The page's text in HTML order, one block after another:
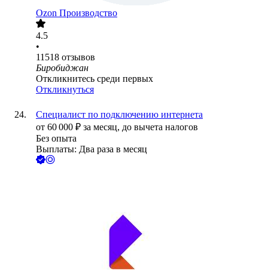
Ozon Производство
4.5
•
11518 отзывов
Биробиджан
Откликнитесь среди первых
Откликнуться
Специалист по подключению интернета
от 60 000 ₽ за месяц, до вычета налогов
Без опыта
Выплаты: Два раза в месяц